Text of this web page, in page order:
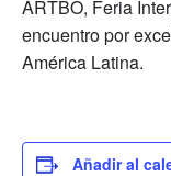
ARTBO, Feria
encuentro por
América Latina.
Añadir al